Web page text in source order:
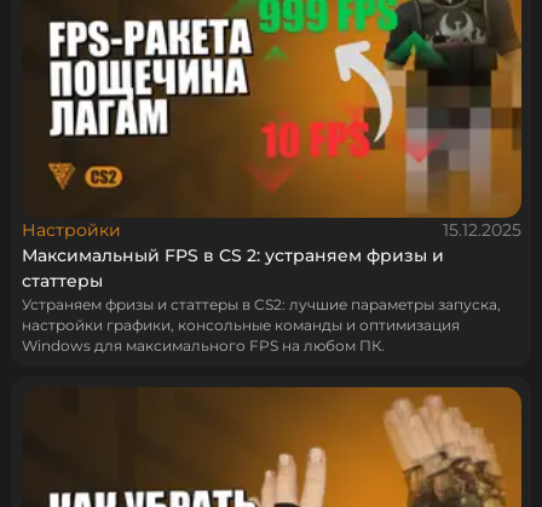
Настройки
15.12.2025
Максимальный FPS в CS 2: устраняем фризы и
статтеры
Устраняем фризы и статтеры в CS2: лучшие параметры запуска,
настройки графики, консольные команды и оптимизация
Windows для максимального FPS на любом ПК.